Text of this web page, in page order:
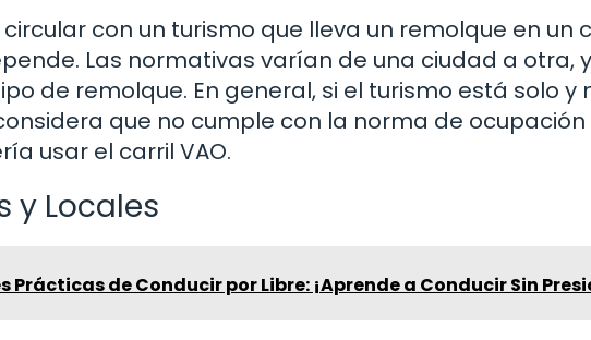
con un turismo que lleva un remolque en un
Las normativas varían de una ciudad a otra, y
de remolque. En general, si el turismo está solo y
que no cumple con la norma de ocupación
usar el carril VAO.
y Locales
Prácticas de Conducir por Libre: ¡Aprende a Conducir Sin